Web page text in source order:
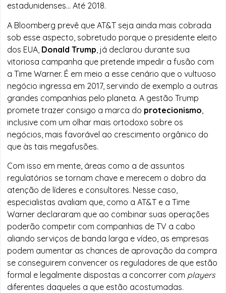
estadunidenses… Até 2018.
A Bloomberg prevê que AT&T seja ainda mais cobrada
sob esse aspecto, sobretudo porque o presidente eleito
dos EUA, Donald Trump , já declarou durante sua
vitoriosa campanha que pretende impedir a fusão com
a Time Warner. É em meio a esse cenário que o vultuoso
negócio ingressa em 2017, servindo de exemplo a outras
grandes companhias pelo planeta. A gestão Trump
promete trazer consigo a marca do protecionismo
inclusive com um olhar mais ortodoxo sobre os
negócios, mais favorável ao crescimento orgânico do
que às tais megafusões.
Com isso em mente, áreas como a de assuntos
regulatórios se tornam chave e merecem o dobro da
atenção de líderes e consultores. Nesse caso,
especialistas avaliam que, como a AT&T e a Time
Warner declararam que ao combinar suas operações
poderão competir com companhias de TV a cabo
aliando serviços de banda larga e vídeo, as empresas
podem aumentar as chances de aprovação da compra
se conseguirem convencer os reguladores de que estão
formal e legalmente dispostas a concorrer com players
diferentes daqueles a que estão acostumadas.